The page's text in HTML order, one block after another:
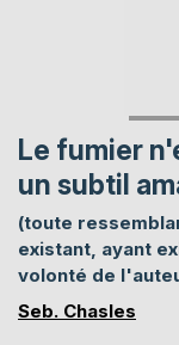
Le fumier
un subtil
(toute
existant, ayant
volonté de
Seb. Chasles